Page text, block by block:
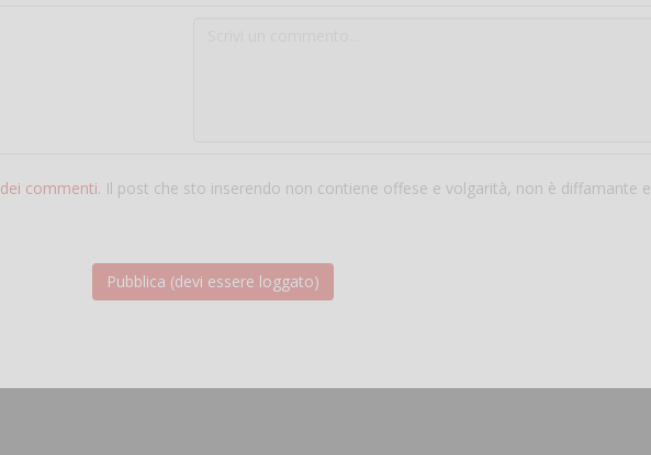
commenti. Il post che sto inserendo non contiene offese e volgarità, non è diffamante e